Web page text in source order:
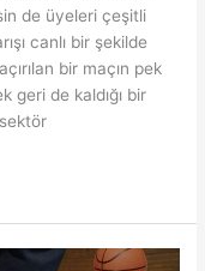
de üyeleri çeşitli
canlı bir şekilde
bir maçın pek
geri de kaldığı bir